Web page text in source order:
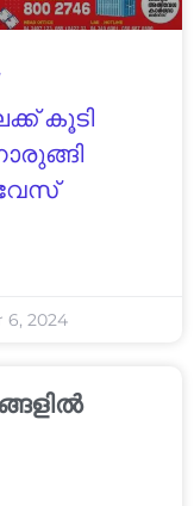
കൂടി
6, 2024